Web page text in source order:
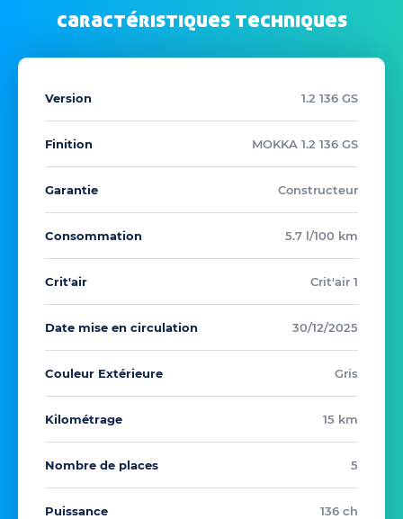
caractéristiques techniques
Version 1.2 136 GS
Finition MOKKA 1.2 136 GS
Garantie Constructeur
Consommation 5.7 l/100 km
Crit'air Crit'air 1
Date mise en circulation 30/12/2025
Couleur Extérieure Gris
Kilométrage 15 km
Nombre de places 5
Puissance 136 ch